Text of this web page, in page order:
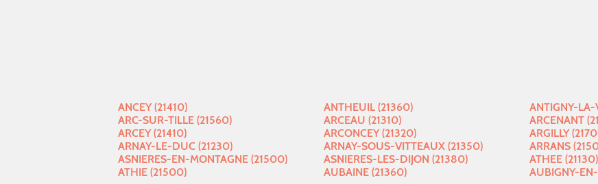
ANCEY (21410) ANTHEUIL (21360)
ANTIGNY-LA-
ARC-SUR-TILLE (21560)
ARCEAU (21310)
ARCENANT
ARCEY (21410)
ARCONCEY (21320)
ARGILLY
ARNAY-LE-DUC (21230)
ARNAY-SOUS-VITTEAUX (21350)
ARRANS
ASNIERES-EN-MONTAGNE (21500)
ASNIERES-LES-DIJON (21380)
ATHEE (21130)
ATHIE (21500)
AUBAINE (21360) AUBIGNY-